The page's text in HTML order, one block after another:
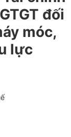
đối
móc,
lực